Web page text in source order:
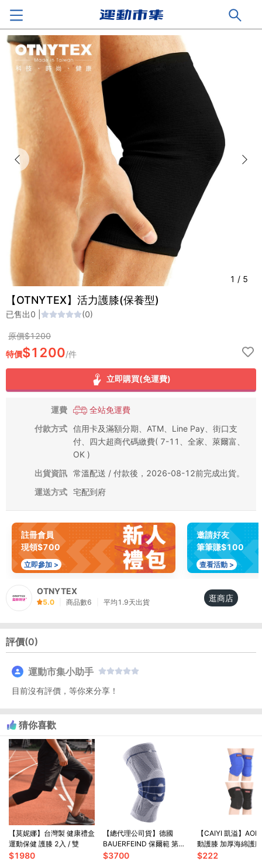
1 / 5
【OTNYTEX】活力護膝(保養型)
已售出0 (0)
原價$1200
特價$1200/件
立即購買(免運費)
運費
全站免運費
付款方式 信用卡及滿額分期、ATM、Line Pay、街口支
付、四大超商代碼繳費( 7-11、全家、萊爾富、
OK )
出貨資訊 常溫配送 / 付款後，2026-08-12前完成出貨。
運送方式 宅配到府
註冊會員
現領$700
立即參加 >
邀請好友
筆筆賺$100
查看活動 >
OTNYTEX
5.0 商品數6 平均 1.9天出貨 逛商店
評價(0)
運動市集小助手
目前沒有評價，等你來分享！
猜你喜歡
【莫妮娜】台灣製 健康禮盒
運動保健 護膝 2入 / 雙
$1980
【總代理公司貨】德國
BAUERFEIND 保爾範 第八
代 基本款 護膝
$3700
【CAIYI 凱溢】
動護膝 加厚海綿護
護膝 運動護具
$222